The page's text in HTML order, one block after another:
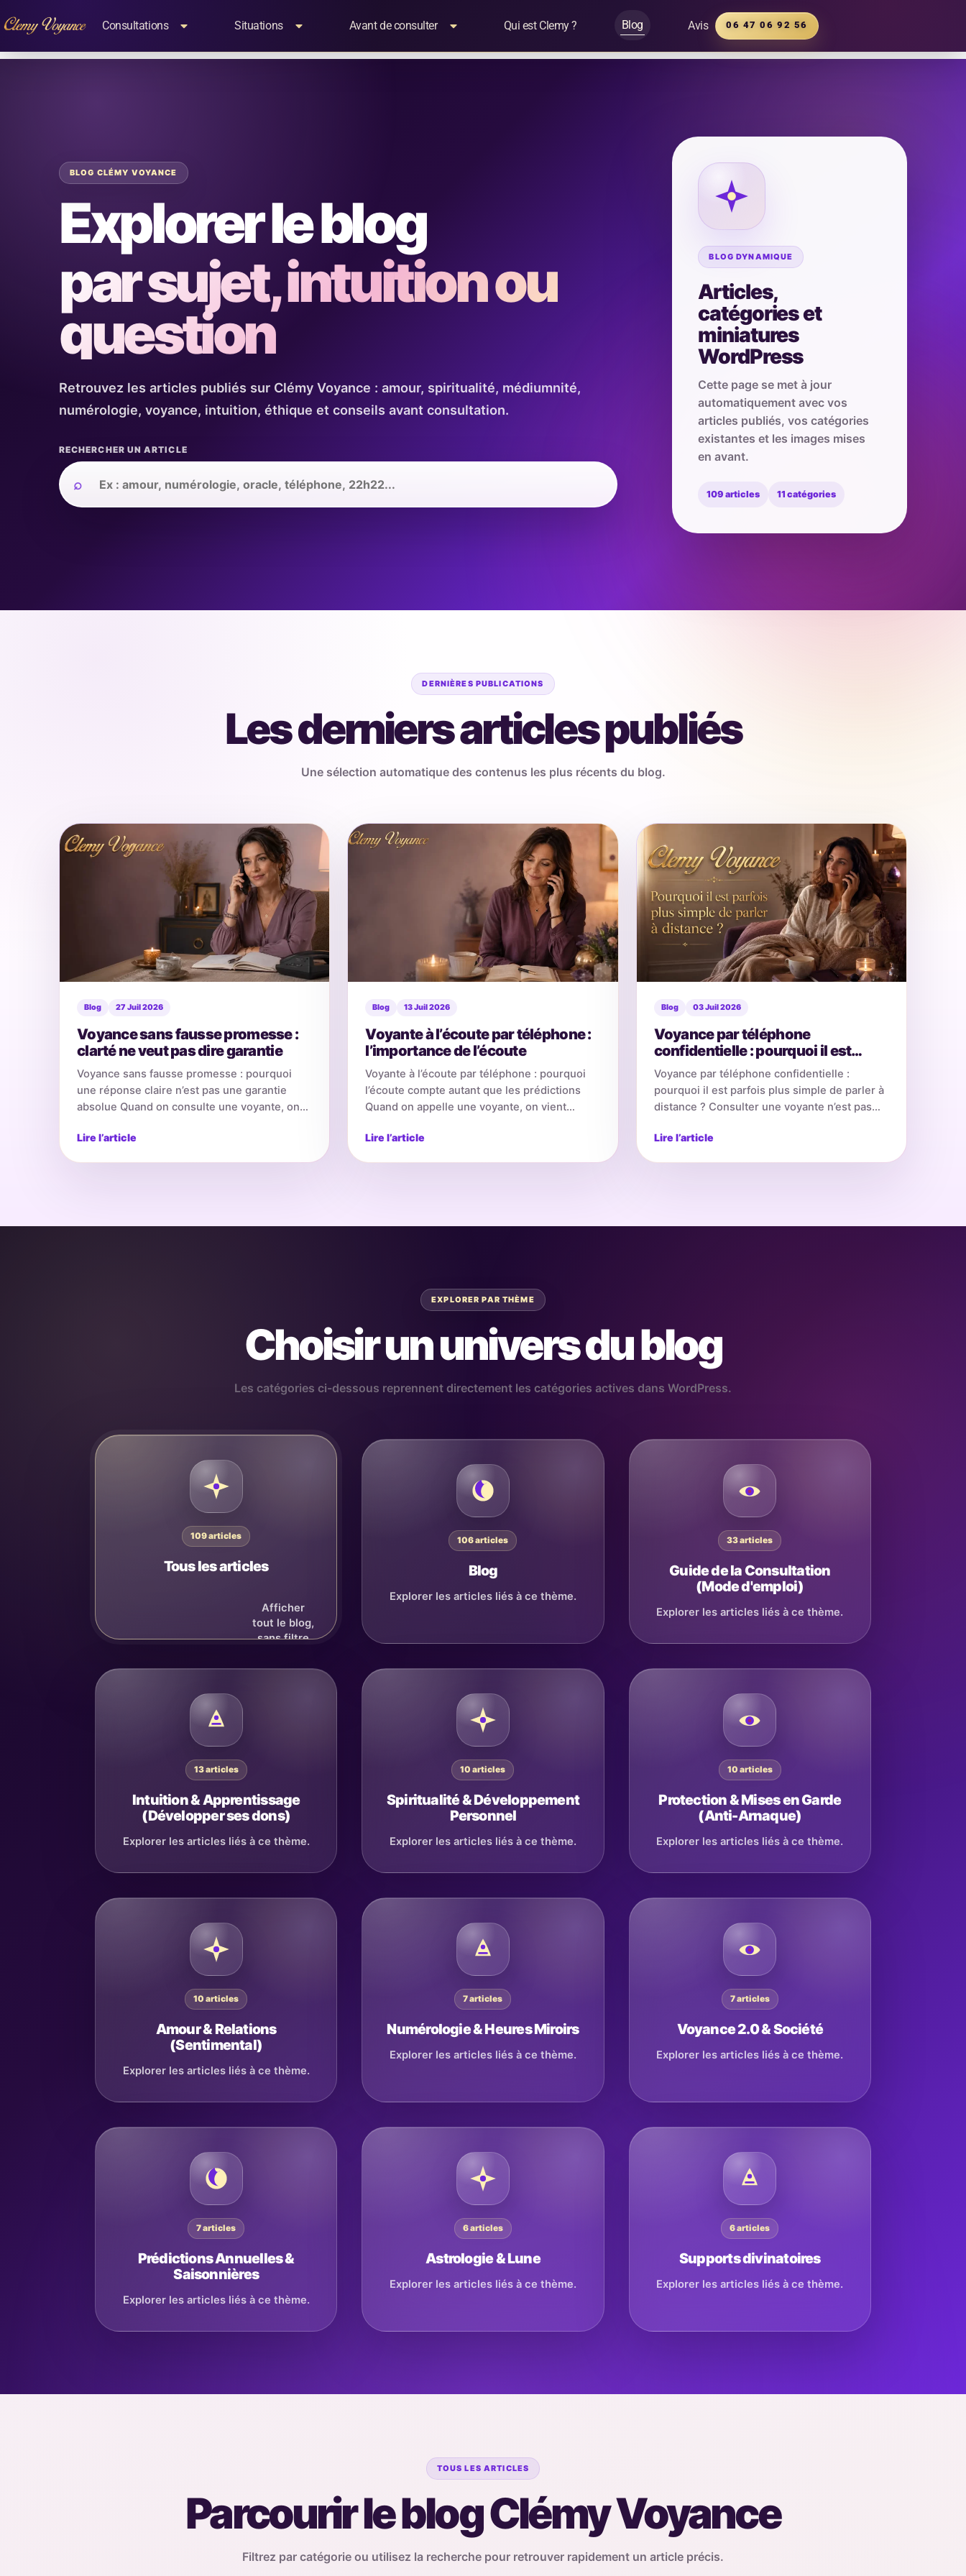
Consultations Situations Avant de consulter Qui est Clemy ? Blog Avis 06 47 06 92 56
BLOG CLÉMY VOYANCE
Explorer le blog
par sujet, intuition ou
question
Retrouvez les articles publiés sur Clémy Voyance : amour, spiritualité, médiumnité,
numérologie, voyance, intuition, éthique et conseils avant consultation.
RECHERCHER UN ARTICLE
BLOG DYNAMIQUE
Articles,
catégories et
miniatures
WordPress
Cette page se met à jour
automatiquement avec vos
articles publiés, vos catégories
existantes et les images mises
en avant.
109 articles 11 catégories
DERNIÈRES PUBLICATIONS
Les derniers articles publiés
Une sélection automatique des contenus les plus récents du blog.
Blog 27 Juil 2026
Voyance sans fausse promesse :
clarté ne veut pas dire garantie
Voyance sans fausse promesse : pourquoi
une réponse claire n’est pas une garantie
absolue Quand on consulte une voyante, on
Lire l’article
Blog 13 Juil 2026
Voyante à l’écoute par téléphone :
l’importance de l’écoute
Voyante à l’écoute par téléphone : pourquoi
l’écoute compte autant que les prédictions
Quand on appelle une voyante, on vient
Lire l’article
Blog 03 Juil 2026
Voyance par téléphone
confidentielle : pourquoi il est
parfois plus simple de parler à
distance
Voyance par téléphone confidentielle :
pourquoi il est parfois plus simple de parler à
distance ? Consulter une voyante n’est pas
Lire l’article
EXPLORER PAR THÈME
Choisir un univers du blog
Les catégories ci-dessous reprennent directement les catégories actives dans WordPress.
109 articles
Tous les articles
106 articles
Blog
Explorer les articles liés à ce thème.
33 articles
Guide de la Consultation
(Mode d'emploi)
Explorer les articles liés à ce thème.
13 articles
Intuition & Apprentissage
(Développer ses dons)
Explorer les articles liés à ce thème.
10 articles
Spiritualité & Développement
Personnel
Explorer les articles liés à ce thème.
10 articles
Protection & Mises en Garde
(Anti-Arnaque)
Explorer les articles liés à ce thème.
10 articles
Amour & Relations
(Sentimental)
Explorer les articles liés à ce thème.
7 articles
Numérologie & Heures Miroirs
Explorer les articles liés à ce thème.
7 articles
Voyance 2.0 & Société
Explorer les articles liés à ce thème.
7 articles
Prédictions Annuelles &
Saisonnières
Explorer les articles liés à ce thème.
6 articles
Astrologie & Lune
Explorer les articles liés à ce thème.
6 articles
Supports divinatoires
Explorer les articles liés à ce thème.
TOUS LES ARTICLES
Parcourir le blog Clémy Voyance
Filtrez par catégorie ou utilisez la recherche pour retrouver rapidement un article précis.